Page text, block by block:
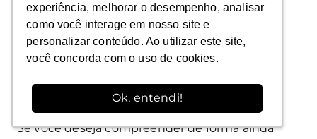
experiência, melhorar o desempenho, analisar
como você interage em nosso site e
personalizar conteúdo. Ao utilizar este site,
você concorda com o uso de cookies.
Ok, entendi!
experiência, melhorar o desempenho, analisar
como você interage em nosso site e
personalizar conteúdo. Ao utilizar este site,
você concorda com o uso de cookies.
Ok, entendi!
e se torna uma ferramenta estratégica para o
futuro da agricultura.
—
Quer se aprofundar no tema?
Se você deseja compreender de forma ainda